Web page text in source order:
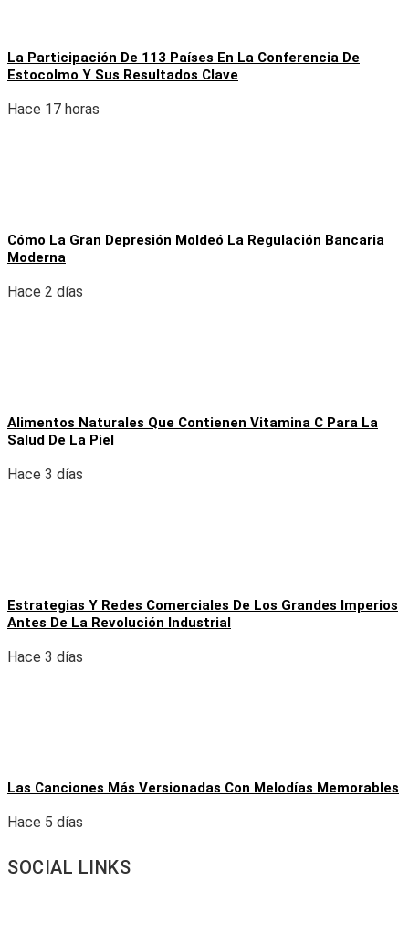
La Participación De 113 Países En La Conferencia De
Estocolmo Y Sus Resultados Clave
Hace 17 horas
Cómo La Gran Depresión Moldeó La Regulación Bancaria
Moderna
Hace 2 días
Alimentos Naturales Que Contienen Vitamina C Para La
Salud De La Piel
Hace 3 días
Estrategias Y Redes Comerciales De Los Grandes Imperios
Antes De La Revolución Industrial
Hace 3 días
Las Canciones Más Versionadas Con Melodías Memorables
Hace 5 días
SOCIAL LINKS